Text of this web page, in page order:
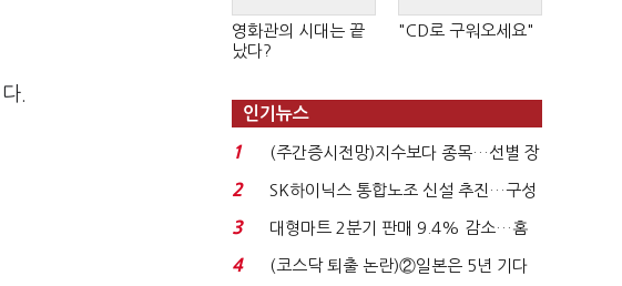
.
영화관의 시대는 끝
났다?
"CD로 구워오세요"
인기뉴스
1
(주간증시전망)지수보다 종목…선별 장
세 이어진다...
2
SK하이닉스 통합노조 신설 추진…구성
원간 성과급 불...
3
대형마트 2분기 판매 9.4% 감소…홈
플러스 사태 여파...
4
(코스닥 퇴출 논란)②일본은 5년 기다